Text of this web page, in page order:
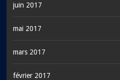
juin 2017
mai 2017
mars 2017
février 2017